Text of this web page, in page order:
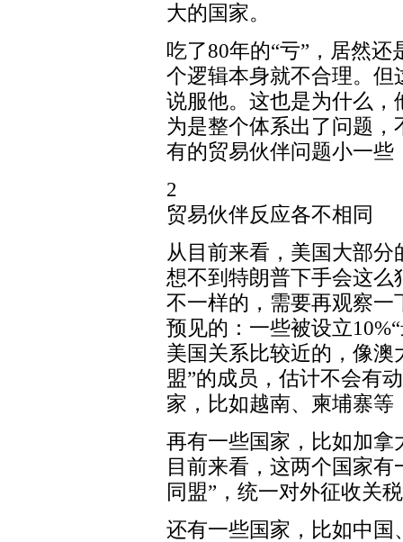
大的国家。
吃了80年的“亏”，居然
个逻辑本身就不合理。
说服他。这也是为什么
为是整个体系出了问题
有的贸易伙伴问题小一
2
贸易伙伴反应各不相同
从目前来看，美国大部
想不到特朗普下手会这
不一样的，需要再观察
预见的：一些被设立
美国关系比较近的，像澳
盟”的成员，估计不会有
家，比如越南、柬埔寨
再有一些国家，比如加
目前来看，这两个国家
同盟”，统一对外征收关
还有一些国家，比如中